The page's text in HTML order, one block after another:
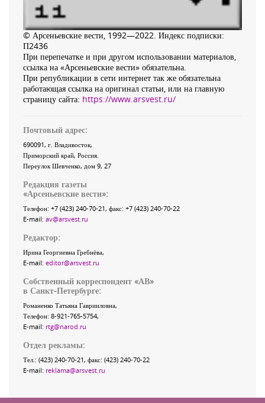
© Арсеньевские вести, 1992—2022. Индекс подписки:
П2436
При перепечатке и при другом использовании материалов,
ссылка на «Арсеньевские вести» обязательна.
При републикации в сети интернет так же обязательна
работающая ссылка на оригинал статьи, или на главную
страницу сайта: https://www.arsvest.ru/
Почтовый адрес:
690091, г. Владивосток,
Приморский край, Россия
Переулок Шевченко, дом 9, 27
Редакция газеты
«Арсеньевские вести»:
Телефон: +7 (423) 240-70-21, факс: +7 (423) 240-70-22
E-mail: av@arsvest.ru
Редактор:
Ирина Георгиевна Гребнёва,
E-mail: editor@arsvest.ru
Собственный корреспондент «АВ»
в Санкт-Петербурге:
Романенко Татьяна Гаврииловна,
Телефон: 8-921-765-5754,
E-mail: rtg@narod.ru
Отдел рекламы:
Тел.: (423) 240-70-21, факс: (423) 240-70-22
E-mail: reklama@arsvest.ru